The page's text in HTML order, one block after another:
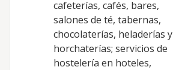
cafeterías, cafés, bares,
salones de té, tabernas,
chocolaterías, heladerías y
horchaterías; servicios de
hostelería en hoteles,